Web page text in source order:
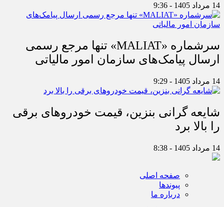
14 مرداد 1405 - 9:36
سرشماره «MALIAT» تنها مرجع رسمی
ارسال پیامک‌های سازمان امور مالیاتی
14 مرداد 1405 - 9:29
شایعه گرانی بنزین، قیمت خودروهای برقی
را بالا برد
14 مرداد 1405 - 8:38
صفحه اصلی
پیوندها
درباره ما